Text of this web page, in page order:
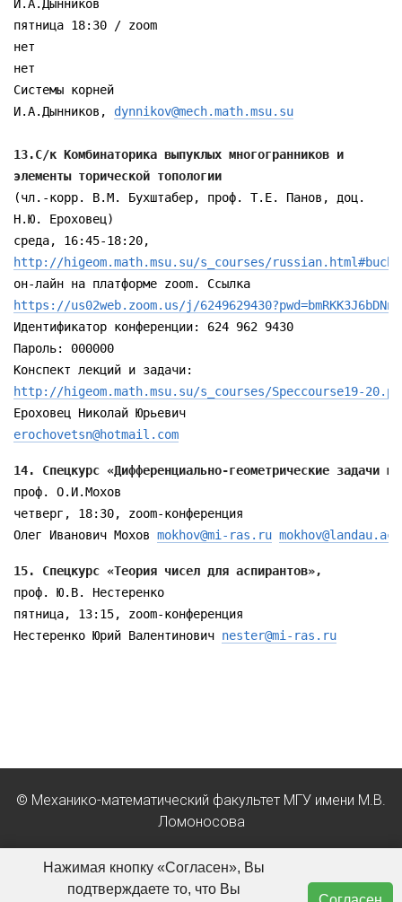
И.А.Дынников
пятница 18:30 / zoom
нет
нет
Системы корней
И.А.Дынников, dynnikov@mech.math.msu.su
13.С/к Комбинаторика выпуклых многогранников и
элементы торической топологии
(чл.-корр. В.М. Бухштабер, проф. Т.Е. Панов, доц.
Н.Ю. Ероховец)
http://higeom.math.msu.su/s_courses/russian.html#buch
https://us02web.zoom.us/j/
Идентификатор конференции: 624 962 9430
Пароль: 000000
http://higeom.math.msu.su/s_courses/Speccourse19-
erochovetsn@hotmail.com
проф. О.И.Мохов
четверг, 18:30, zoom-конференция
Олег Иванович Мохов mokhov@mi-ras.ru
проф. Ю.В. Нестеренко
пятница, 13:15, zoom-конференция
Нестеренко Юрий Валентинович nester@mi-ras.ru
© Механико-математический факультет МГУ имени М.В.
Ломоносова
Положение об обработке персональных данных в МГУ
имени М.В. Ломоносова
Нажимая кнопку «Согласен», Вы
подтверждаете то, что Вы